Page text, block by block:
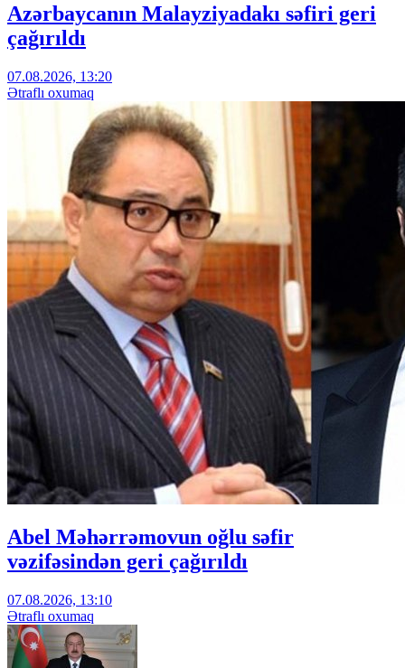
Azərbaycanın Malayziyadakı səfiri geri
çağırıldı
07.08.2026, 13:20
Ətraflı oxumaq
Abel Məhərrəmovun oğlu səfir
vəzifəsindən geri çağırıldı
07.08.2026, 13:10
Ətraflı oxumaq